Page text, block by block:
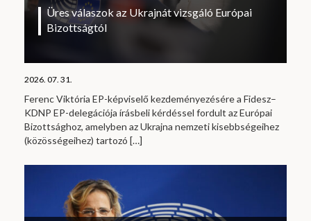
Üres válaszok az Ukrajnát vizsgáló Európai
Bizottságtól
2026. 07. 31.
Ferenc Viktória EP-képviselő kezdeményezésére a Fidesz–
KDNP EP-delegációja írásbeli kérdéssel fordult az Európai
Bizottsághoz, amelyben az Ukrajna nemzeti kisebbségeihez
(közösségeihez) tartozó […]